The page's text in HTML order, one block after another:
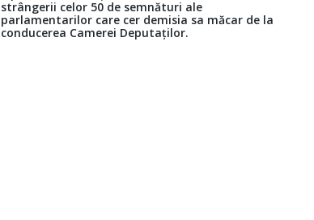
strângerii celor 50 de semnături ale
parlamentarilor care cer demisia sa măcar de la
conducerea Camerei Deputaților.